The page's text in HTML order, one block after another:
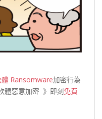
Ransomware加密行為
體惡意加密 》 即刻免費